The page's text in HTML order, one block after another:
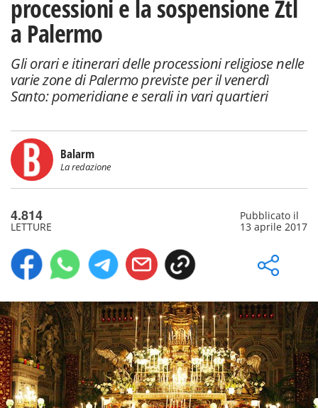
processioni e la sospensione Ztl
a Palermo
Gli orari e itinerari delle processioni religiose nelle
varie zone di Palermo previste per il venerdì
Santo: pomeridiane e serali in vari quartieri
Balarm
La redazione
4.814
LETTURE
Pubblicato il
13 aprile 2017